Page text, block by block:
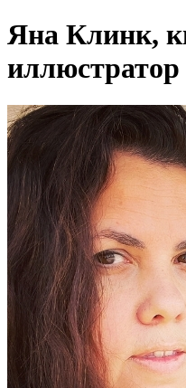
Яна Клинк,
иллюстратор